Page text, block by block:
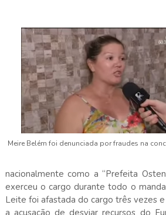
Meire Belém foi denunciada por fraudes na
nacionalmente como a “Prefeita
exerceu o cargo durante todo o
Leite foi afastada do cargo três vezes